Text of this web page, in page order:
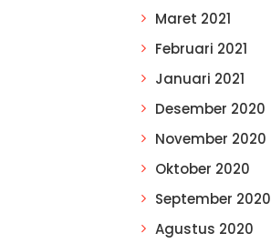
Maret 2021
Februari 2021
Januari 2021
Desember 2020
November 2020
Oktober 2020
September 2020
Agustus 2020